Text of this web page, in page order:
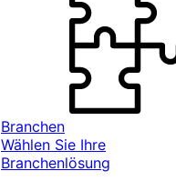
Branchen
Wählen Sie Ihre
Branchenlösung